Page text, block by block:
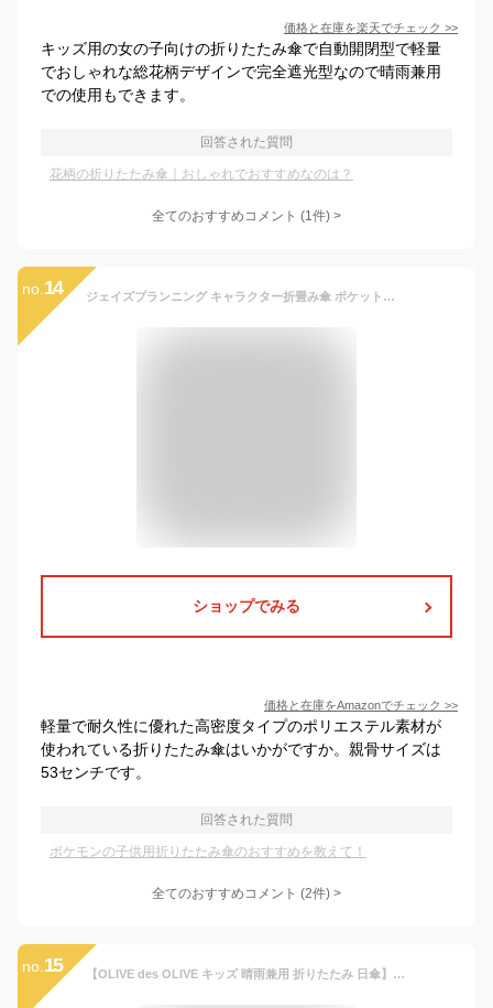
価格と在庫を楽天でチェック >>
キッズ用の女の子向けの折りたたみ傘で自動開閉型で軽量
でおしゃれな総花柄デザインで完全遮光型なので晴雨兼用
での使用もできます。
回答された質問
花柄の折りたたみ傘｜おしゃれでおすすめなのは？
全てのおすすめコメント (1件) >
no. 14 ジェイズプランニング キャラクター折畳み傘 ポケットモンスター ブルー&ブラック 親骨サイズ:53cm 90391
ショップでみる
価格と在庫をAmazonでチェック >>
軽量で耐久性に優れた高密度タイプのポリエステル素材が
使われている折りたたみ傘はいかがですか。親骨サイズは
53センチです。
回答された質問
ポケモンの子供用折りたたみ傘のおすすめを教えて！
全てのおすすめコメント (2件) >
no. 15 【OLIVE des OLIVE キッズ 晴雨兼用 折りたたみ 日傘】55cm チェリー ミント パープル ◆ 折りたたみ傘 オリーブデオリーブ UVカット 遮光率 99.9％ 遮熱 UPF50＋ 置き傘 花柄 お花 フラワー 日傘 折り畳み 雨具 雨 子ども 女の子 防水 入園 入学 通園 通学 熱中症対策